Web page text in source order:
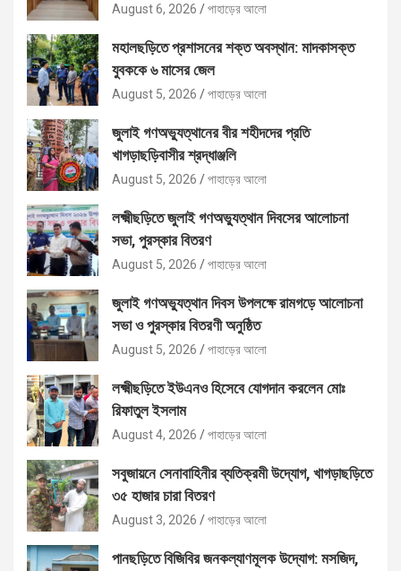
August 6, 2026 পাহাড়ের আলো
মহালছড়িতে প্রশাসনের শক্ত অবস্থান: মাদকাসক্ত
যুবককে ৬ মাসের জেল
August 5, 2026 পাহাড়ের আলো
জুলাই গণঅভ্যুত্থানের বীর শহীদদের প্রতি
খাগড়াছড়িবাসীর শ্রদ্ধাঞ্জলি
August 5, 2026 পাহাড়ের আলো
লক্ষ্মীছড়িতে জুলাই গণঅভ্যুত্থান দিবসের আলোচনা
সভা, পুরস্কার বিতরণ
August 5, 2026 পাহাড়ের আলো
জুলাই গণঅভ্যুত্থান দিবস উপলক্ষে রামগড়ে আলোচনা
সভা ও পুরস্কার বিতরণী অনুষ্ঠিত
August 5, 2026 পাহাড়ের আলো
লক্ষ্মীছড়িতে ইউএনও হিসেবে যোগদান করলেন মোঃ
রিফাতুল ইসলাম
August 4, 2026 পাহাড়ের আলো
সবুজায়নে সেনাবাহিনীর ব্যতিক্রমী উদ্যোগ, খাগড়াছড়িতে
৩৫ হাজার চারা বিতরণ
August 3, 2026 পাহাড়ের আলো
পানছড়িতে বিজিবির জনকল্যাণমূলক উদ্যোগ: মসজিদ,